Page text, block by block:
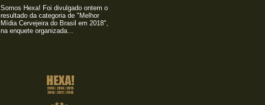
Somos Hexa! Foi divulgado ontem o
resultado da categoria de "Melhor
Mídia Cervejeira do Brasil em 2018",
na enquete organizada...